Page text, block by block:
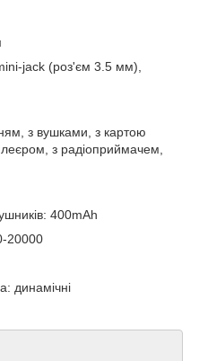
jack (роз'єм 3.5 мм),
з вушками, з картою
з радіоприймачем,
400mAh
20000
динамічні